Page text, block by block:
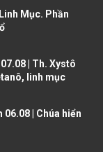
Mục. Phần
| Th. Xystô
linh mục
06.08 | Chúa hiển